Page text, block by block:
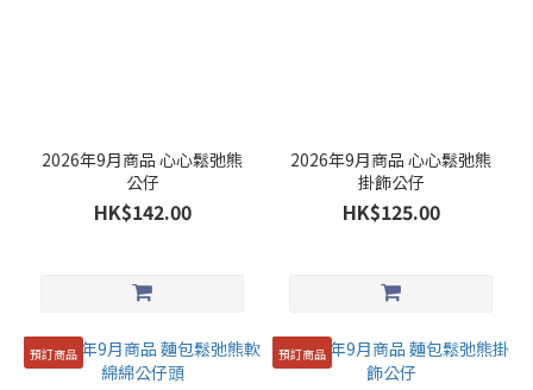
2026年9月商品 心心鬆弛熊
公仔
HK$142.00
2026年9月商品 心心鬆弛熊
掛飾公仔
HK$125.00
預訂商品 預訂商品